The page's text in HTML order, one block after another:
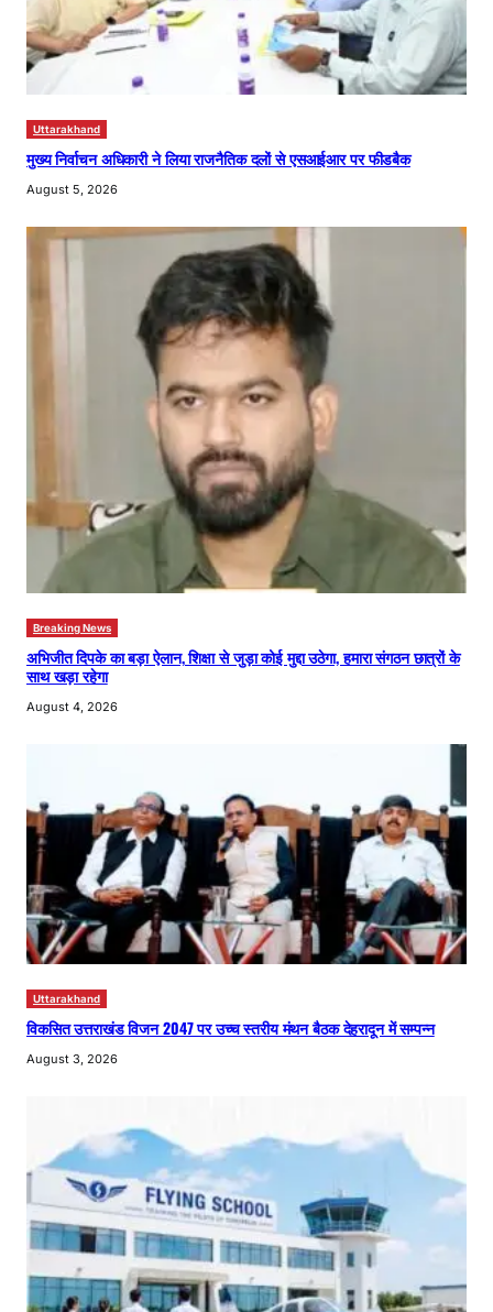
Uttarakhand
मुख्य निर्वाचन अधिकारी ने लिया राजनैतिक दलों से एसआईआर पर फीडबैक
August 5, 2026
Breaking News
अभिजीत दिपके का बड़ा ऐलान, शिक्षा से जुड़ा कोई मुद्दा उठेगा, हमारा संगठन छात्रों के
साथ खड़ा रहेगा
August 4, 2026
Uttarakhand
विकसित उत्तराखंड विजन 2047 पर उच्च स्तरीय मंथन बैठक देहरादून में सम्पन्न
August 3, 2026